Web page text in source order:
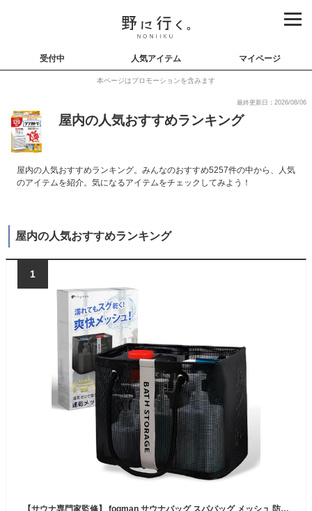
受付中 人気アイテム マイページ
本ページはプロモーションを含みます
最終更新日：2026/08/06
屋内の人気おすすめランキング
屋内の人気おすすめランキング。みんなのおすすめ5257件の中から、人気
のアイテムを紹介。気になるアイテムをチェックしてみよう！
屋内の人気おすすめランキング
1
【サウナ専門家監修】 fogman サウナバッグ スパバッグ メッシュ 防水 銭湯 温泉 お風呂セット 持ち運び ジム 旅行 (ブラック)